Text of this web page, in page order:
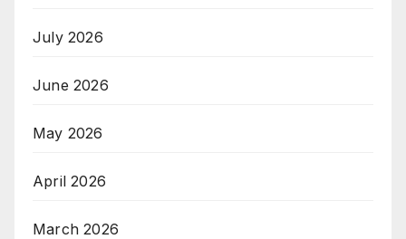
July 2026
June 2026
May 2026
April 2026
March 2026